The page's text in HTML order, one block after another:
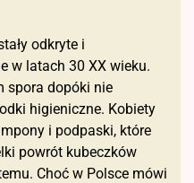
odkryte i
w latach 30 XX wieku.
spora dopóki nie
higieniczne. Kobiety
i podpaski, które
powrót kubeczków
Choć w Polsce mówi